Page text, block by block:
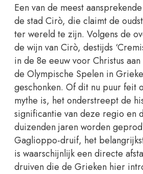
Een van de meest
de stad Cirò, die claimt de
ter wereld te zijn. Volgens de
de wijn van Cirò, destijds
in de 8e eeuw voor Christus
de Olympische Spelen in
geschonken. Of dit nu puur feit
mythe is, het onderstreept de
significantie van deze regio en
duizenden jaren worden
Gaglioppo-druif, het
is waarschijnlijk een directe
druiven die de Grieken hier